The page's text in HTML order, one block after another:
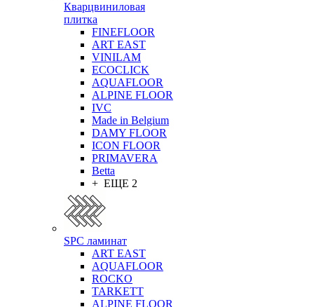
Кварцвиниловая
плитка
FINEFLOOR
ART EAST
VINILAM
ECOCLICK
AQUAFLOOR
ALPINE FLOOR
IVC
Made in Belgium
DAMY FLOOR
ICON FLOOR
PRIMAVERA
Betta
+ ЕЩЕ 2
SPC ламинат
ART EAST
AQUAFLOOR
ROCKO
TARKETT
ALPINE FLOOR